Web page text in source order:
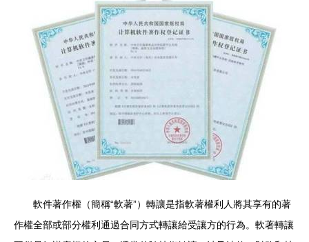
軟件著作權（簡稱“軟著”）轉讓是指軟著權利人將其享有的著
作權全部或部分權利通過合同方式轉讓給受讓方的行為。軟著轉讓